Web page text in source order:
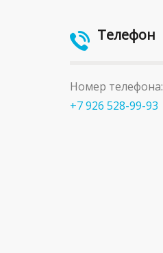
Телефон
Номер телефона:
+7 926 528-99-93